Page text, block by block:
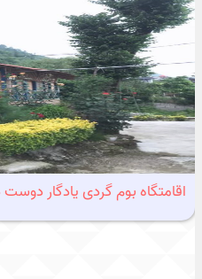
اقامتگاه بوم گردی یادگار دوست